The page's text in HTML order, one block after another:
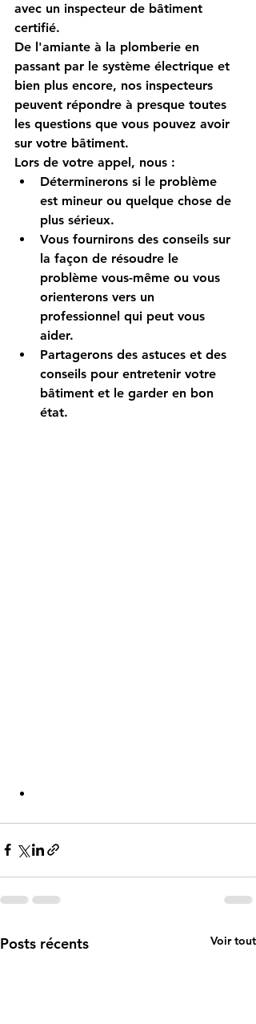
avec un inspecteur de bâtiment
certifié.
De l'amiante à la plomberie en
passant par le système électrique et
bien plus encore, nos inspecteurs
peuvent répondre à presque toutes
les questions que vous pouvez avoir
sur votre bâtiment.
Lors de votre appel, nous :
Déterminerons si le problème
est mineur ou quelque chose de
plus sérieux.
Vous fournirons des conseils sur
la façon de résoudre le
problème vous-même ou vous
orienterons vers un
professionnel qui peut vous
aider.
Partagerons des astuces et des
conseils pour entretenir votre
bâtiment et le garder en bon
état.
Posts récents Voir tout